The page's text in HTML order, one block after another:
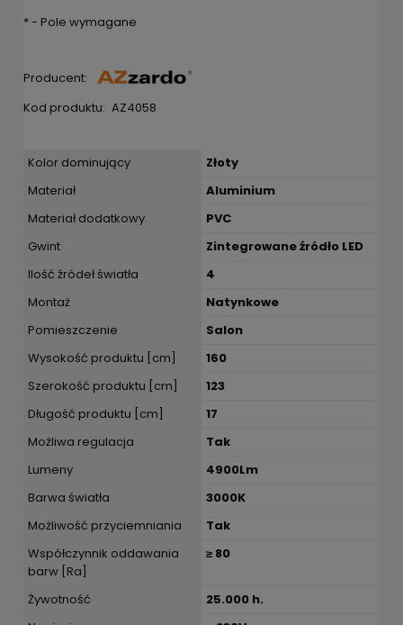
*- Pole wymagane
Producent:
Kod produktu: AZ4058
Kolor dominujący
Złoty
Materiał
Aluminium
Materiał dodatkowy
PVC
Gwint
Zintegrowane źródło LED
Ilość źródeł światła
4
Montaż
Natynkowe
Pomieszczenie
Salon
Wysokość produktu [cm]
160
Szerokość produktu [cm]
123
Długość produktu [cm]
17
Możliwa regulacja
Tak
Lumeny
4900Lm
Barwa światła
3000K
Możliwość przyciemniania
Tak
Współczynnik oddawania
barw [Ra]
≥ 80
Żywotność
25.000 h.